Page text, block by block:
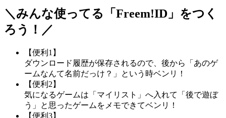
＼みんな使ってる「 Freem!ID 」をつく
ろう！／
【便利1】
ダウンロード履歴が保存されるので、後から「あのゲ
ームなんて名前だっけ？」という時ベンリ！
【便利2】
気になるゲームは「マイリスト」へ入れて「後で遊ぼ
う」と思ったゲームをメモできてベンリ！
【便利3】